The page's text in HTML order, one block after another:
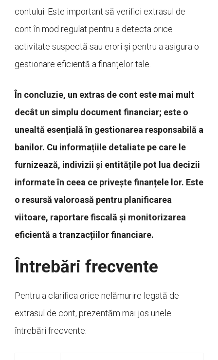
contului. Este important să verifici extrasul de
cont în mod regulat pentru a detecta orice
activitate suspectă sau erori și pentru a asigura o
gestionare eficientă a finanțelor tale.
În concluzie, un extras de cont este mai mult
decât un simplu document financiar; este o
unealtă esențială în gestionarea responsabilă a
banilor. Cu informațiile detaliate pe care le
furnizează, indivizii și entitățile pot lua decizii
informate în ceea ce privește finanțele lor. Este
o resursă valoroasă pentru planificarea
viitoare, raportare fiscală și monitorizarea
eficientă a tranzacțiilor financiare.
Întrebări frecvente
Pentru a clarifica orice nelămurire legată de
extrasul de cont, prezentăm mai jos unele
întrebări frecvente: